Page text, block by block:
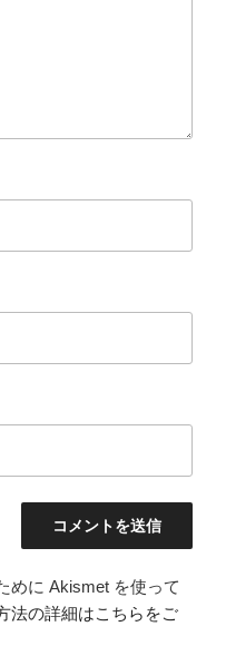
めに Akismet を使って
法の詳細はこちらをご